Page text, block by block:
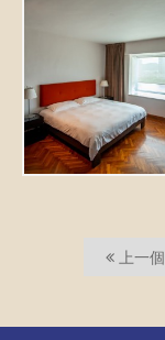
上一個